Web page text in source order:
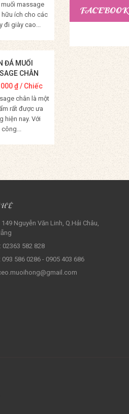
massage
ích cho các
đi giày cao...
Mua Hàng
ĐÁ MUỐI
CHÂN
MC003
₫/ Chiếc
chân là một
rất được ưa
hiện nay. Với
công...
FACEBOOK
Nguyễn Văn Linh, Q.Hải Châu,
02363 582 828
586 0286 - 0905 403 686